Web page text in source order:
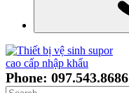
Phone: 097.543.8686